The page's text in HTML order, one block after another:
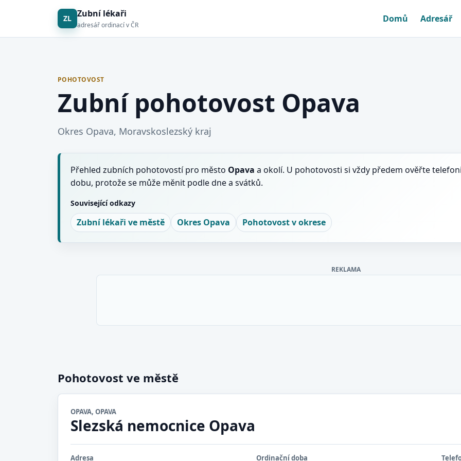
ZL Zubní lékaři
adresář ordinací v ČR
Domů Adresář
POHOTOVOST
Zubní pohotovost Opava
Okres Opava, Moravskoslezský kraj
Přehled zubních pohotovostí pro město Opava a okolí. U pohotovosti si vždy předem ověřte
dobu, protože se může měnit podle dne a svátků.
Související odkazy
Zubní lékaři ve městě Okres Opava Pohotovost v okrese
REKLAMA
Pohotovost ve městě
OPAVA, OPAVA
Slezská nemocnice Opava
Adresa Ordinační doba